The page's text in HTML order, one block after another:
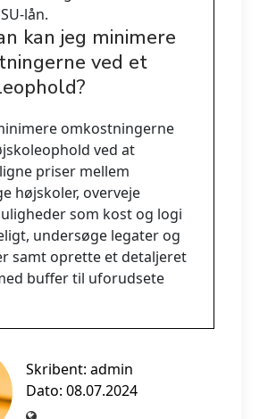
lån.
kan jeg minimere
ved et
omkostningerne
ved at
priser mellem
højskoler, overveje
som kost og logi
undersøge legater og
samt oprette et detaljeret
buffer til uforudsete
Skribent: admin
Dato: 08.07.2024